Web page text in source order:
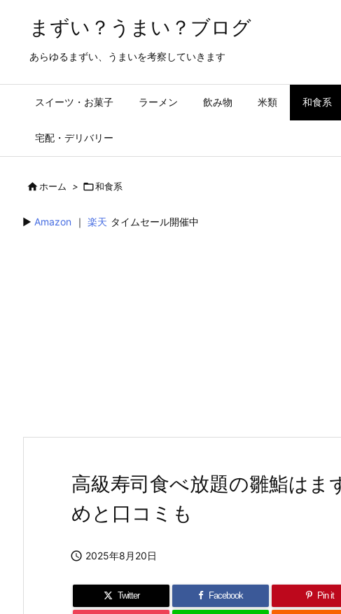
まずい？うまい？ブログ
あらゆるまずい、うまいを考察していきます
スイーツ・お菓子 ラーメン 飲み物 米類 和食系
宅配・デリバリー
ホーム > 和食系
▶︎ Amazon ｜ 楽天 タイムセール開催中
高級寿司食べ放題の雛鮨はま
めと口コミも
 2025年8月20日
Twitter Facebook Pin it